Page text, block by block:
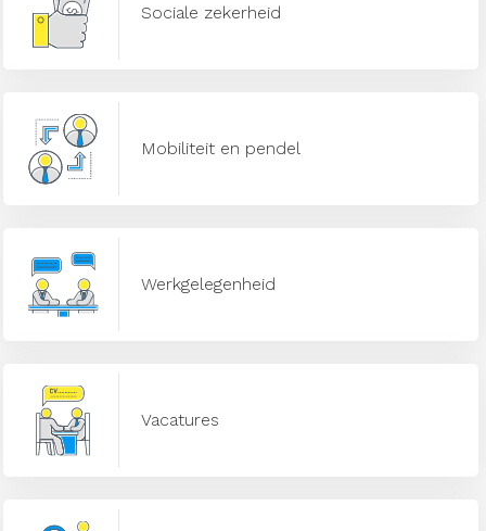
Sociale zekerheid
Mobiliteit en pendel
Werkgelegenheid
Vacatures